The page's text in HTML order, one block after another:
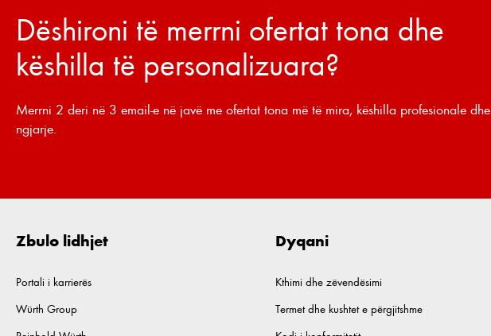
Dëshironi të merrni ofertat tona dhe
këshilla të personalizuara?
Merrni 2 deri në 3 email-e në javë me ofertat tona më të mira, këshilla profesionale dhe
ngjarje.
Zbulo lidhjet
Portali i karrierës
Würth Group
Dyqani
Kthimi dhe zëvendësimi
Termet dhe kushtet e përgjitshme